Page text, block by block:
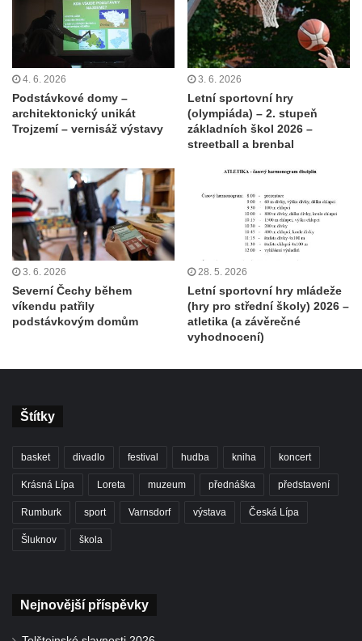
4. 6. 2026
Podstávkové domy –
architektonický unikát
Trojzemí – vernisáž výstavy
3. 6. 2026
Letní sportovní hry
(olympiáda) – 2. stupeň
základních škol 2026 –
streetball a brenbal
3. 6. 2026
Severní Čechy během
víkendu patřily
podstávkovým domům
28. 5. 2026
Letní sportovní hry mládeže
(hry pro střední školy) 2026 –
atletika (a závěrečné
vyhodnocení)
Štítky
basket divadlo festival hudba kniha koncert
Krásná Lípa Loreta muzeum přednáška představení
Rumburk sport Varnsdorf výstava Česká Lípa
Šluknov škola
Nejnovější příspěvky